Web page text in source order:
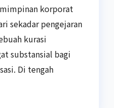
korporat
sekadar pengejaran
kurasi
substansial bagi
Di tengah